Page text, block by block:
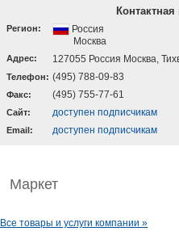
Регион:
Россия
Москва
Адрес: 127055 Россия Москва,
Телефон: (495) 788-09-83
Факс: (495) 755-77-61
Cайт: доступен подписчикам
Email: доступен подписчикам
Маркет
Все товары и услуги компании »